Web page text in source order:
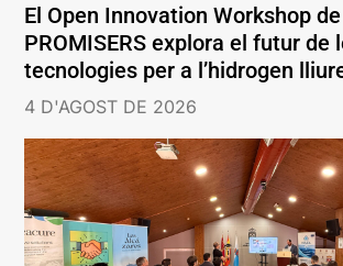
El Open Innovation Workshop de
PROMISERS explora el futur de
tecnologies per a l’hidrogen
4 D'AGOST DE 2026